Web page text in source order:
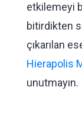
etkilemeyi
bitirdikten
çıkarılan
Hierapolis
unutmayın.